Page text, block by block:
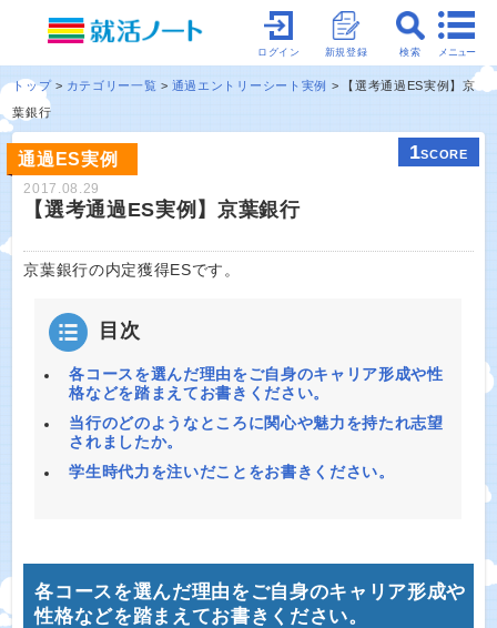
メニュー
検索
新規登録
ログイン
トップ カテゴリー一覧 通過エントリーシート実例
【選考通過ES実例】京
葉銀行
通過ES実例 1SCORE
2017.08.29
【選考通過ES実例】京葉銀行
京葉銀行の内定獲得ESです。
目次
各コースを選んだ理由をご自身のキャリア形成や性
格などを踏まえてお書きください。
当行のどのようなところに関心や魅力を持たれ志望
されましたか。
学生時代力を注いだことをお書きください。
各コースを選んだ理由をご自身のキャリア形成や
性格などを踏まえてお書きください。